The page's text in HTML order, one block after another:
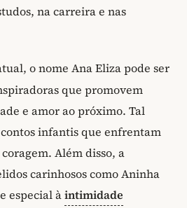
na carreira e nas
o nome Ana Eliza pode ser
que promovem
e amor ao próximo. Tal
infantis que enfrentam
Além disso, a
carinhosos como Aninha
especial àintimidade